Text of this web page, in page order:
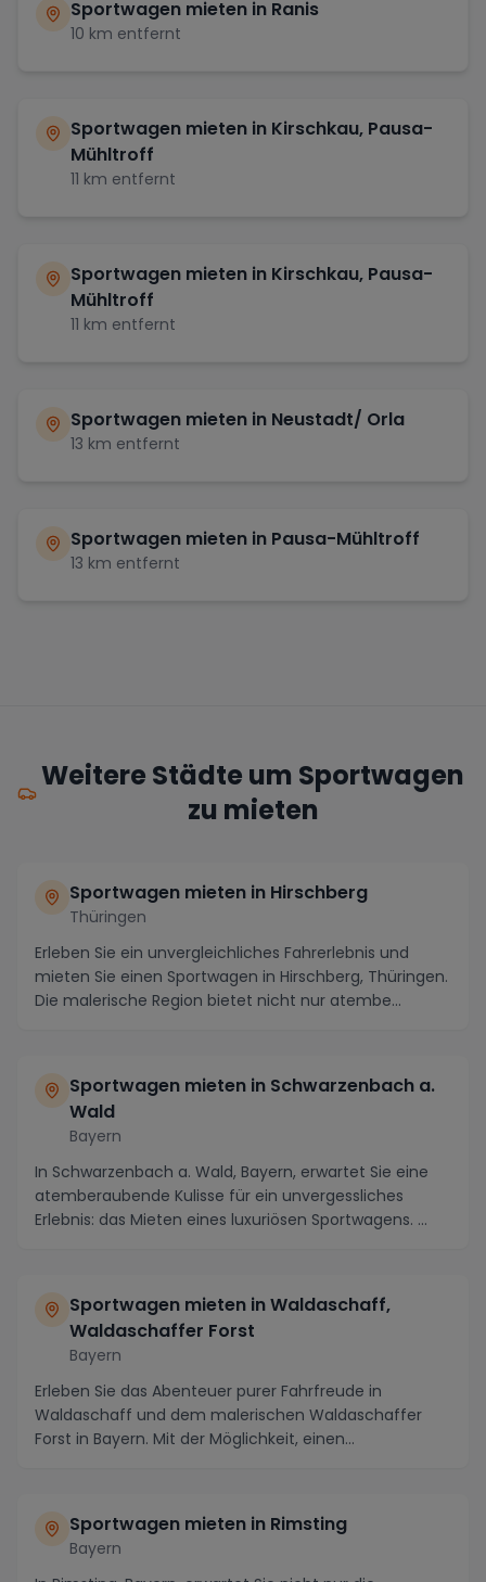
Sportwagen mieten in Ranis
10 km entfernt
Sportwagen mieten in Kirschkau, Pausa-
Mühltroff
11 km entfernt
Sportwagen mieten in Kirschkau, Pausa-
Mühltroff
11 km entfernt
Sportwagen mieten in Neustadt/ Orla
13 km entfernt
Sportwagen mieten in Pausa-Mühltroff
13 km entfernt
Weitere Städte um Sportwagen
zu mieten
Sportwagen mieten in Hirschberg
Thüringen
Erleben Sie ein unvergleichliches Fahrerlebnis und
mieten Sie einen Sportwagen in Hirschberg, Thüringen.
Die malerische Region bietet nicht nur atembe...
Sportwagen mieten in Schwarzenbach a.
Wald
Bayern
In Schwarzenbach a. Wald, Bayern, erwartet Sie eine
atemberaubende Kulisse für ein unvergessliches
Erlebnis: das Mieten eines luxuriösen Sportwagens. ...
Sportwagen mieten in Waldaschaff,
Waldaschaffer Forst
Bayern
Erleben Sie das Abenteuer purer Fahrfreude in
Waldaschaff und dem malerischen Waldaschaffer
Forst in Bayern. Mit der Möglichkeit, einen
Sportwagen mieten in Rimsting
Bayern